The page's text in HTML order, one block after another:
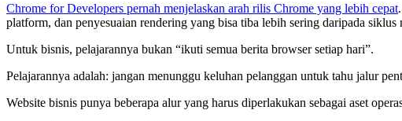
Chrome for Developers pernah menjelaskan arah rilis Chrome yang lebih cepat
platform, dan penyesuaian rendering yang bisa tiba lebih sering daripada siklus
Untuk bisnis, pelajarannya bukan “ikuti semua berita browser setiap hari”.
Pelajarannya adalah: jangan menunggu keluhan pelanggan untuk tahu jalur
Website bisnis punya beberapa alur yang harus diperlakukan sebagai aset